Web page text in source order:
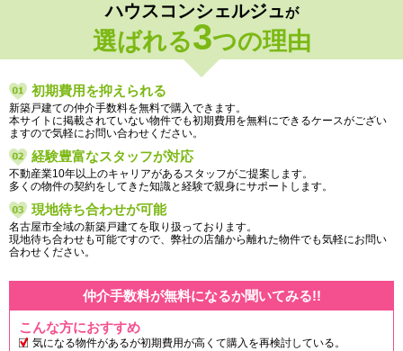
ハウスコンシェルジュが
選ばれる3つの理由
初期費用を抑えられる
新築戸建ての仲介手数料を無料で購入できます。
本サイトに掲載されていない物件でも初期費用を無料にできるケースがござい
ますので気軽にお問い合わせください。
経験豊富なスタッフが対応
不動産業10年以上のキャリアがあるスタッフがご提案します。
多くの物件の契約をしてきた知識と経験で親身にサポートします。
現地待ち合わせが可能
名古屋市全域の新築戸建てを取り扱っております。
現地待ち合わせも可能ですので、弊社の店舗から離れた物件でも気軽にお問い
合わせください。
仲介手数料が無料になるか聞いてみる!!
こんな方におすすめ
気になる物件があるが初期費用が高くて購入を再検討している。